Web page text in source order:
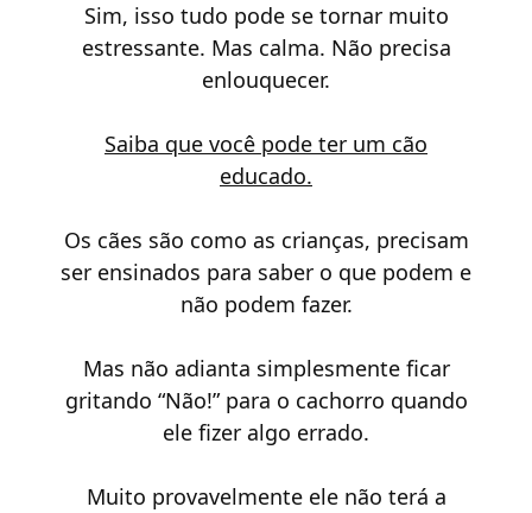
Sim, isso tudo pode se tornar muito
estressante. Mas calma. Não precisa
enlouquecer.
Saiba que você pode ter um cão
educado.
Os cães são como as crianças, precisam
ser ensinados para saber o que podem e
não podem fazer.
Mas não adianta simplesmente ficar
gritando “Não!” para o cachorro quando
ele fizer algo errado.
Muito provavelmente ele não terá a